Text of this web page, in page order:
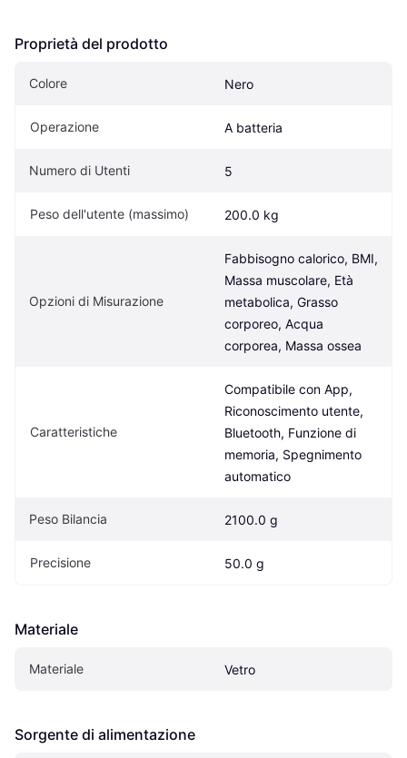
Proprietà del prodotto
Colore Nero
Operazione A batteria
Numero di Utenti 5
Peso dell'utente (massimo) 200.0 kg
Opzioni di Misurazione
Fabbisogno calorico, BMI,
Massa muscolare, Età
metabolica, Grasso
corporeo, Acqua
corporea, Massa ossea
Caratteristiche
Compatibile con App,
Riconoscimento utente,
Bluetooth, Funzione di
memoria, Spegnimento
automatico
Peso Bilancia 2100.0 g
Precisione 50.0 g
Materiale
Materiale Vetro
Sorgente di alimentazione